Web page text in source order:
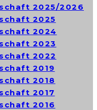
2025/2026
2025
2024
2023
2022
2019
2018
2017
2016